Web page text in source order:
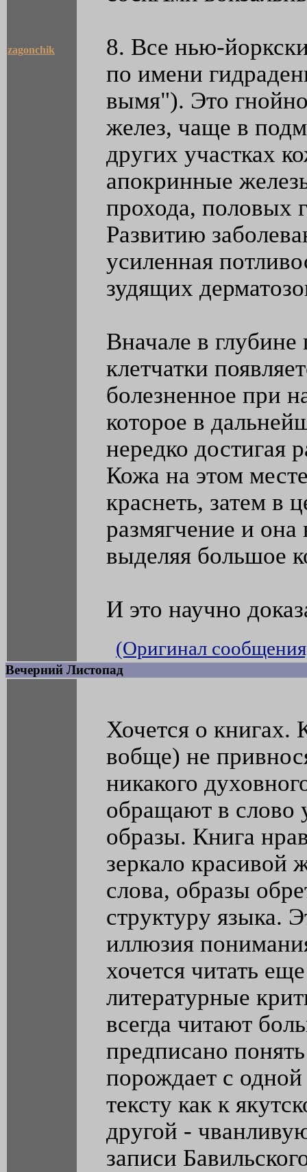
zagonchik
8. Все нью-
по имени
вымя"). Это
желез, чаще в
других участках
апокринные
прохода, половых
Развитию
усиленная
зудящих
Вначале в
клетчатки
болезненное при
которое в
нередко достигая
Кожа на этом
краснеть, затем в
размягчение и она
выделяя большое
И это научно
(Оригинал
Вечерний Листопад
Хочется о книгах.
вобще) не
никакого
обращают в слово
образы. Книга
зеркало
слова, образы
структуру языка.
иллюзия
хочется читать
литературные
всегда читают
предписано
порождает с
тексту как к
другой -
записи